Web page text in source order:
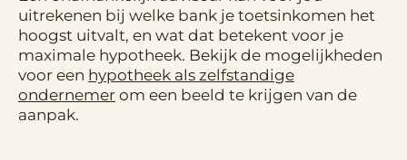
uitrekenen bij welke bank je toetsinkomen het
hoogst uitvalt, en wat dat betekent voor je
maximale hypotheek. Bekijk de mogelijkheden
voor een hypotheek als zelfstandige
ondernemer om een beeld te krijgen van de
aanpak.